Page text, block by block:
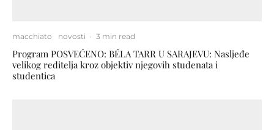
macchiato novosti · 3 min read
Program POSVEĆENO: BÉLA TARR U SARAJEVU: Nasljeđe
velikog reditelja kroz objektiv njegovih studenata i
studentica